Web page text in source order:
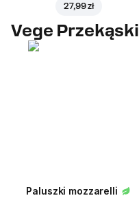
27,99 zł
Vege Przekąski
Paluszki mozzarelli